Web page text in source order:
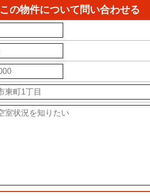
この物件について問い合わせる